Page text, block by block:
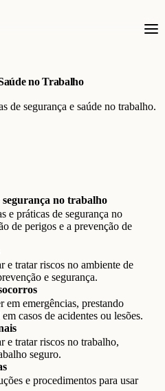
no Trabalho
de segurança e saúde no trabalho.
no trabalho
e práticas de segurança no
de perigos e a prevenção de
e tratar riscos no ambiente de
e segurança.
em emergências, prestando
casos de acidentes ou lesões.
e tratar riscos no trabalho,
seguro.
e procedimentos para usar